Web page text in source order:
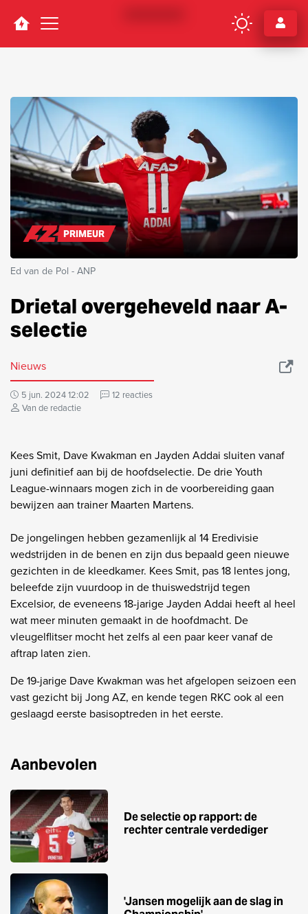
Navigation
PRIMEUR
Ed van de Pol - ANP
Drietal overgeheveld naar A-
selectie
Nieuws
5 jun. 2024 12:02
12 reacties
Van de redactie
Kees Smit, Dave Kwakman en Jayden Addai sluiten vanaf
juni definitief aan bij de hoofdselectie. De drie Youth
League-winnaars mogen zich in de voorbereiding gaan
bewijzen aan trainer Maarten Martens.
De jongelingen hebben gezamenlijk al 14 Eredivisie
wedstrijden in de benen en zijn dus bepaald geen nieuwe
gezichten in de kleedkamer. Kees Smit, pas 18 lentes jong,
beleefde zijn vuurdoop in de thuiswedstrijd tegen
Excelsior, de eveneens 18-jarige Jayden Addai heeft al heel
wat meer minuten gemaakt in de hoofdmacht. De
vleugelflitser mocht het zelfs al een paar keer vanaf de
aftrap laten zien.
De 19-jarige Dave Kwakman was het afgelopen seizoen een
vast gezicht bij Jong AZ, en kende tegen RKC ook al een
geslaagd eerste basisoptreden in het eerste.
Aanbevolen
De selectie op rapport: de
rechter centrale verdediger
'Jansen mogelijk aan de slag in